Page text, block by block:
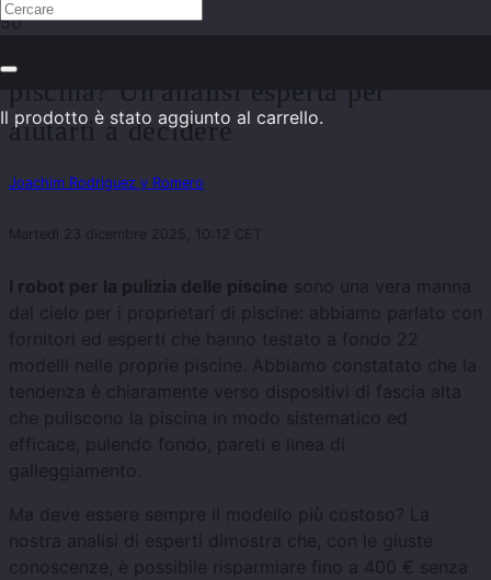
Il prodottoè stato aggiunto al carrello.
piscina? Un'analisi esperta per
aiutarti a decidere
Joachim Rodriguez y Romero
Martedì 23 dicembre 2025, 10:12 CET
I robot per la pulizia delle piscine sono una vera manna
dal cielo per i proprietari di piscine: abbiamo parlato con
fornitori ed esperti che hanno testato a fondo 22
modelli nelle proprie piscine. Abbiamo constatato che la
tendenza è chiaramente verso dispositivi di fascia alta
che puliscono la piscina in modo sistematico ed
efficace, pulendo fondo, pareti e linea di
galleggiamento.
Ma deve essere sempre il modello più costoso? La
nostra analisi di esperti dimostra che, con le giuste
conoscenze, è possibile risparmiare fino a 400 € senza